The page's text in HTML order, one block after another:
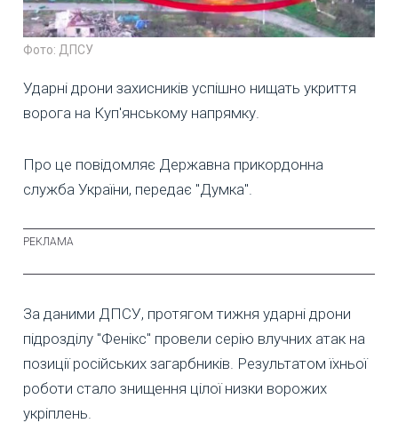
Фото: ДПСУ
Ударні дрони захисників успішно нищать укриття
ворога на Куп'янському напрямку.
Про це повідомляє Державна прикордонна
служба України, передає "Думка".
За даними ДПСУ, протягом тижня ударні дрони
підрозділу "Фенікс" провели серію влучних атак на
позиції російських загарбників. Результатом їхньої
роботи стало знищення цілої низки ворожих
укріплень.